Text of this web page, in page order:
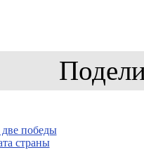
победы
страны